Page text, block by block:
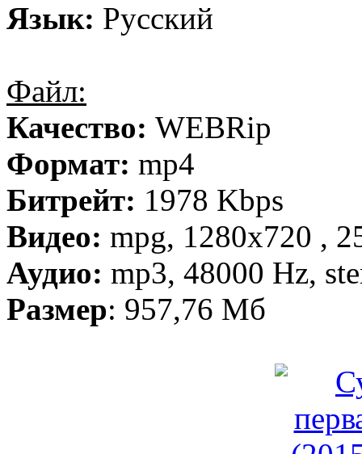
Язык: Русский
Файл:
Качество: WEBRip
Формат: mp4
Битрейт: 1978 Kbps
Видео: mpg, 1280х720 ,
Аудио: mp3, 48000 Hz,
Размер: 957,76 Мб